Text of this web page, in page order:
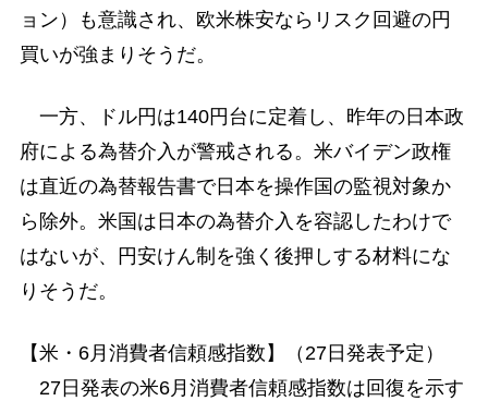
ョン）も意識され、欧米株安ならリスク回避の円
買いが強まりそうだ。
一方、ドル円は140円台に定着し、昨年の日本政
府による為替介入が警戒される。米バイデン政権
は直近の為替報告書で日本を操作国の監視対象か
ら除外。米国は日本の為替介入を容認したわけで
はないが、円安けん制を強く後押しする材料にな
りそうだ。
【米・6月消費者信頼感指数】（27日発表予定）
27日発表の米6月消費者信頼感指数は回復を示す